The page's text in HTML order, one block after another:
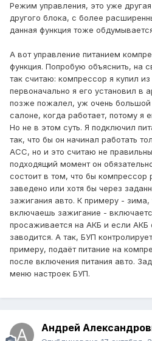
Режим управления, это уже
другого блока, с более
данная функция тоже
А вот управление питанием
функция. Попробую объяснить, на
так считаю: компрессор я купил
первоначально я его установил в
позже пожалел, уж очень
салоне, когда работает, потому я
Но не в этом суть. Я подключил
так, что бы он начинал работать
АСС, но и это считаю не
подходящий момент он
состоит в том, что бы компрессор
заведено или хотя бы через
зажигания авто. К примеру -
включаешь зажигание -
просаживается на АКБ и если АКБ
заводится. А так, БУП
примеру, подаёт питание на
после включения питания авто.
меню настроек БУП.
Андрей